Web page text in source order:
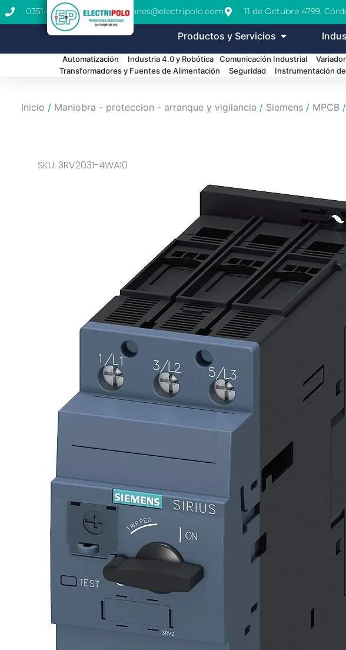
0351 462-1771 cotizaciones@electripolo.com 11 de Octubre 4799,
Productos y Servicios
Automatización Industria 4.0 y Robótica Comunicación Industrial
Transformadores y Fuentes de Alimentación
Seguridad Instrumentación
Inicio / Maniobra - proteccion - arranque y vigilancia / Siemens / MPCB /
SKU: 3RV2031-4WA10